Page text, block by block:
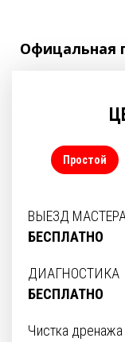
Офицальная
Простой
ВЫЕЗД
БЕСПЛАТНО
ДИАГНОСТИКА
БЕСПЛАТНО
Чистка дренажа